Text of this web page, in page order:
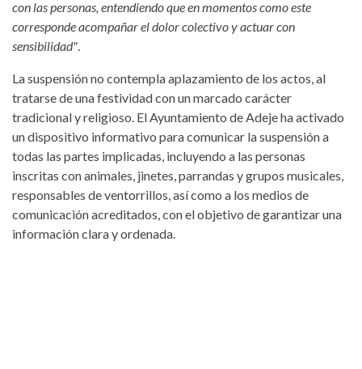
con las personas, entendiendo que en momentos como este
corresponde acompañar el dolor colectivo y actuar con
sensibilidad"
La suspensión no contempla aplazamiento de los actos, al
tratarse de una festividad con un marcado carácter
tradicional y religioso. El Ayuntamiento de Adeje ha activado
un dispositivo informativo para comunicar la suspensión a
todas las partes implicadas, incluyendo a las personas
inscritas con animales, jinetes, parrandas y grupos musicales,
responsables de ventorrillos, así como a los medios de
comunicación acreditados, con el objetivo de garantizar una
información clara y ordenada.